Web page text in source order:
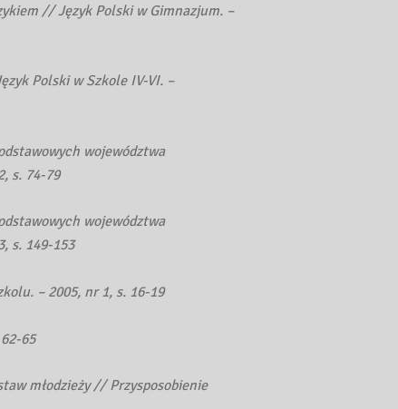
// Język Polski w Gimnazjum. –
Polski w Szkole IV-VI. –
województwa
s. 74-79
województwa
s. 149-153
– 2005, nr 1, s. 16-19
65
młodzieży // Przysposobienie